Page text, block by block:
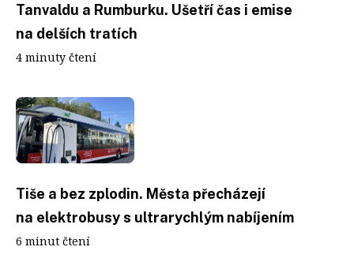
Tanvaldu a Rumburku. Ušetří čas i emise
na delších tratích
4 minuty čtení
Tiše a bez zplodin. Města přecházejí
na elektrobusy s ultrarychlým nabíjením
6 minut čtení